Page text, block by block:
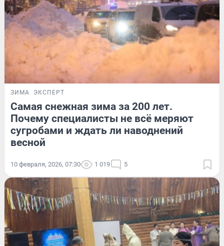
ЗИМА ЭКСПЕРТ
Самая снежная зима за 200 лет.
Почему специалисты не всё меряют
сугробами и ждать ли наводнений
весной
10 февраля, 2026, 07:30 1 019 5